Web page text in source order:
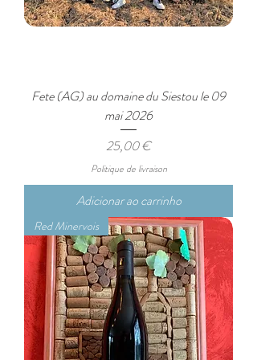
Fete (AG) au domaine du Siestou le 09
mai 2026
Preço
25,00 €
Politique de livraison
Adicionar ao carrinho
Red Minervois